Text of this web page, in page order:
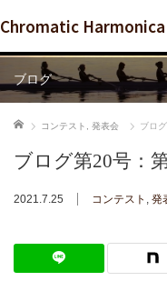
Chromatic
ブログ
ホーム コンテスト 発表会 ブロ
ブログ第20号：
2021.7.25 コンテスト 発